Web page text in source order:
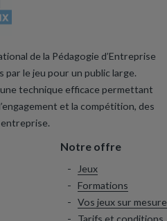
de la Pédagogie d’Entreprise
le jeu pour un public large.
technique efficace permettant
et la compétition, des
Notre offre
Jeux
Formations
Vos jeux sur mesure
Tarifs et conditions